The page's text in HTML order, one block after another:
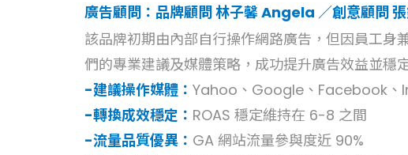
廣告顧問：品牌顧問 林子馨 Angela ／創意顧問
該品牌初期由內部自行操作網路廣告，但因員工
們的專業建議及媒體策略，成功提升廣告效益並穩
-建議操作媒體： Yahoo、Google、Facebook
-轉換成效穩定： ROAS 穩定維持在 6-8 之間
-流量品質優異： GA 網站流量參與度近 90%